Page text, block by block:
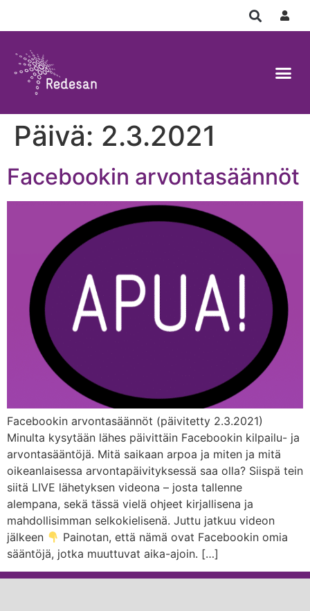
Päivä: 2.3.2021
Facebookin arvontasäännöt
Facebookin arvontasäännöt (päivitetty 2.3.2021)
Minulta kysytään lähes päivittäin Facebookin kilpailu- ja
arvontasääntöjä. Mitä saikaan arpoa ja miten ja mitä
oikeanlaisessa arvontapäivityksessä saa olla? Siispä tein
siitä LIVE lähetyksen videona – josta tallenne
alempana, sekä tässä vielä ohjeet kirjallisena ja
mahdollisimman selkokielisenä. Juttu jatkuu videon
jälkeen
Painotan, että nämä ovat Facebookin omia
sääntöjä, jotka muuttuvat aika-ajoin. […]